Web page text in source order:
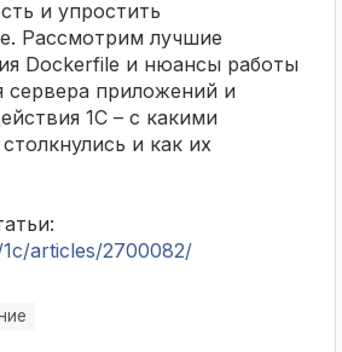
и упростить
Рассмотрим лучшие
Dockerfile и нюансы работы
сервера приложений и
1С – с какими
и как их
articles/2700082/